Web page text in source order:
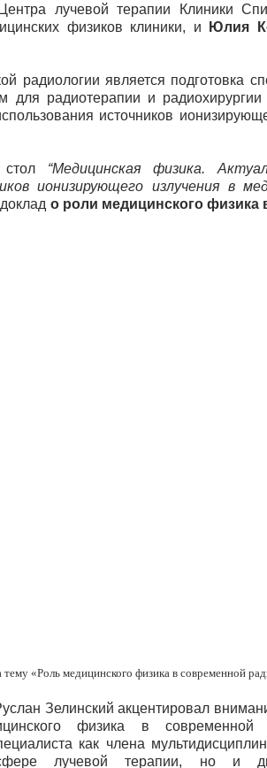
лучевой терапии Клиники
физиков клиники, и Юлия
радиологии является подготовка
радиотерапии и радиохирургии
источников
“Медицинская физика.
ионизирующего излучения в
о роли медицинского физика
«Роль медицинского физика в современной
Зелинский акцентировал
физика в современной
как члена
лучевой терапии, но и